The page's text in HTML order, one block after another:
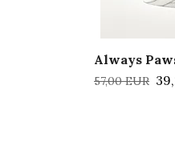
Always
57,00 EUR